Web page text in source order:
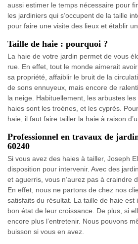
aussi estimer le temps nécessaire pour
les jardiniers qui s’occupent de la taille
pour faire une visite des lieux et établir
Taille de haie : pourquoi ?
La haie de votre jardin permet de vous
rue. En effet, tout le monde aimerait
sa propriété, affaiblir le bruit de la
de sons ennuyeux, mais encore de
la neige. Habituellement, les arbustes
haies sont les troènes, et les cyprès.
haie, il faut faire tailler la haie à raison
Professionnel en travaux de
60240
Si vous avez des haies à tailler, Joseph
disposition pour intervenir. Avec des
et aguerris, vous n’aurez pas à craindre
En effet, nous ne partons de chez nos
satisfaits du résultat. La taille de haie est
bon état de leur croissance. De plus, si
encore plus l’entretenir. Nous pouvons
buisson si vous en avez.